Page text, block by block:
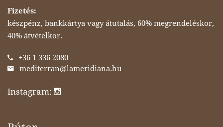
Fizetés:
készpénz, bankkártya vagy átutalás, 60% megrendeléskor,
40% átvételkor.
+36 1 336 2080
mediterran@lameridiana.hu
Instagram: